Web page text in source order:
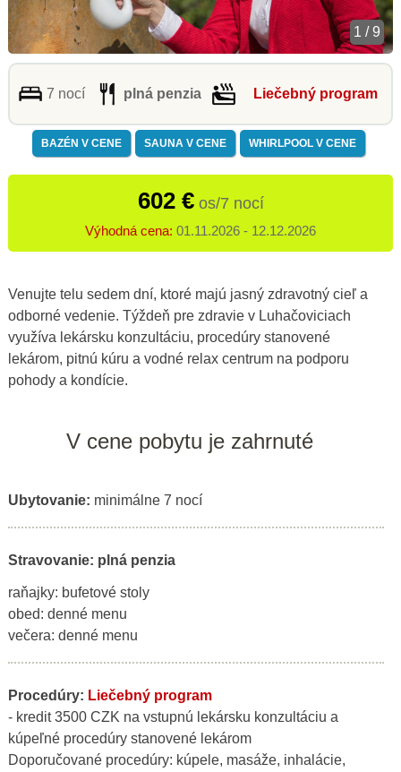
1 / 9
7 nocí plná penzia Liečebný program
BAZÉN V CENE SAUNA V CENE WHIRLPOOL V CENE
602 €os/7 nocí
Výhodná cena: 01.11.2026 - 12.12.2026
Venujte telu sedem dní, ktoré majú jasný zdravotný cieľ a
odborné vedenie. Týždeň pre zdravie v Luhačoviciach
využíva lekársku konzultáciu, procedúry stanovené
lekárom, pitnú kúru a vodné relax centrum na podporu
pohody a kondície.
V cene pobytu je zahrnuté
Ubytovanie: minimálne 7 nocí
Stravovanie: plná penzia
raňajky: bufetové stoly
obed: denné menu
večera: denné menu
Procedúry: Liečebný program
- kredit 3500 CZK na vstupnú lekársku konzultáciu a
kúpeľné procedúry stanovené lekárom
Doporučované procedúry: kúpele, masáže, inhalácie,